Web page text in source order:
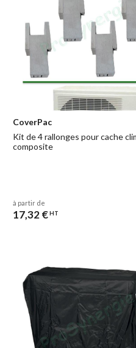
CoverPac
Kit de 4 rallonges pour cache
composite
à partir de
17,32 €HT